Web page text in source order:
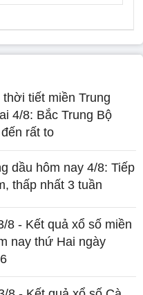
tiết miền Trung
4/8: Bắc Trung Bộ
rất to
dầu hôm nay 4/8: Tiếp
thấp nhất 3 tuần
8 - Kết quả xổ số miền
nay thứ Hai ngày